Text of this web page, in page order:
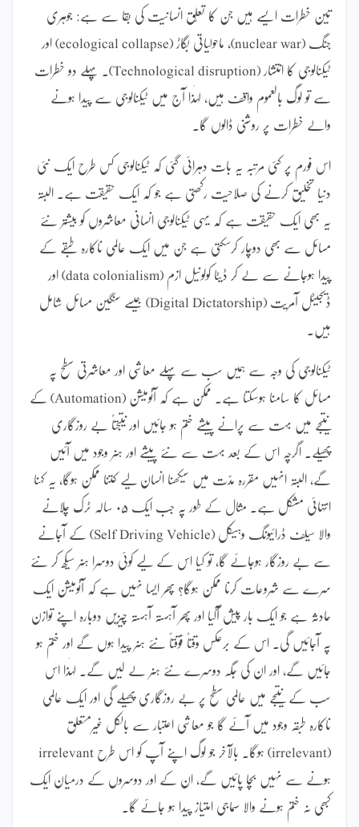
تین خطرات ایسے ہیں جن کا تعلّق انسانیت کی بقا سے ہے: جوہری
جنگ (nuclear war)، ماحولیاتی بگاڑ (ecological collapse) اور
ٹیکنالوجی کا انتشار (Technological disruption)۔ پہلے دو خطرات
سے تو لوگ بالعموم واقف ہیں، لہٰذا آج میں ٹیکنالوجی سے پیدا ہونے
والے خطرات پر روشنی ڈالوں گا۔
اس فورم پر کئی مرتبہ یہ بات دہرائی گئی کہ ٹیکنالوجی کس طرح ایک نئی
دنیا تخلیق کرنے کی صلاحیت رکھتی ہے جو کہ ایک حقیقت ہے۔ البتہ
یہ بھی ایک حقیقت ہے کہ یہی ٹیکنالوجی انسانی معاشروں کو بیشتر نئے
مسائل سے بھی دوچار کرسکتی ہے جن میں ایک عالمی ناکارہ طبقے کے
پیدا ہوجانے سے لے کر ڈیٹا کولونیل ازم (data colonialism) اور
ڈیجیٹل آمریت (Digital Dictatorship) جیسے سنگین مسائل شامل
ہیں۔
ٹیکنالوجی کی وجہ سے ہمیں سب سے پہلے معاشی اور معاشرتی سطح پہ
مسائل کا سامنا ہوسکتا ہے۔ ممکن ہے کہ آٹومیشن (Automation) کے
نتیجے میں بہت سے پرانے پیشے ختم ہو جائیں اور نتیجتاً بے روزگاری
پھیلے۔ اگرچہ اس کے بعد بہت سے نئے پیشے اور ہنر وجود میں آئیں
گے، البتہ انہیں مقررہ مدّت میں سیکھنا انسان لیے کتنا ممکن ہوگا، یہ کہنا
انتہائی مشکل ہے۔ مثال کے طور پہ جب ایک ۰۵ سالہ ٹرک چلانے
والا سیلف ڈرائیونگ وہیکل (Self Driving Vehicle) کے آجانے
سے بے روزگار ہوجائے گا، تو کیا اس کے لیے کوئی دوسرا ہنر سیکھ کر نئے
سرے سے شروعات کرنا ممکن ہوگا؟ پھر ایسا نہیں ہے کہ آٹومیشن ایک
حادثہ ہے جو ایک بار پیش آگیا اور پھر آہستہ آہستہ چیزیں دوبارہ اپنے توازن
پہ آجائیں گی۔ اس کے برعکس وقتاً فوقتاً نئے ہنر پیدا ہوں گے اور ختم ہو
جائیں گے، اور ان کی جگہ دوسرے نئے ہنر لے لیں گے۔ لہٰذا اس
سب کے نتیجے میں عالمی سطح پر بے روزگاری پھیلے گی اور ایک عالمی
ناکارہ طبقہ وجود میں آئے گا جو معاشی اعتبار سے بالکل غیرمتعلق
(irrelevant) ہوگا۔ بالآخر جو لوگ اپنے آپ کو اس طرح irrelevant
ہونے سے نہیں بچا پائیں گے، ان کے اور دوسروں کے درمیان ایک
کبھی نہ ختم ہونے والا سماجی امتیاز پیدا ہو جائے گا۔